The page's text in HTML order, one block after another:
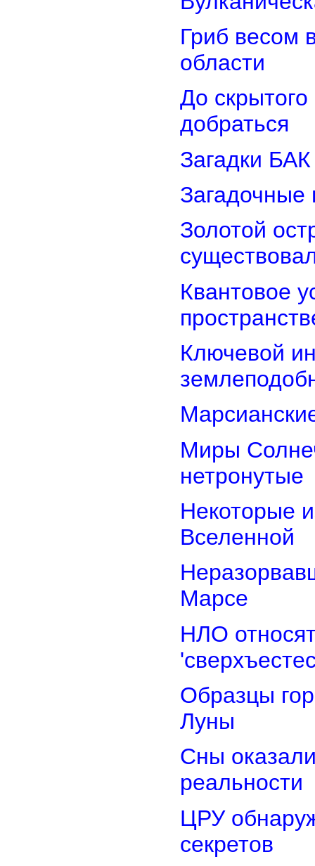
Гриб весом
области
До
добраться
Загадки
Загадочные
Золотой
Квантовое
Ключевой
Миры
нетронутые
Некоторые
Вселенной
Марсе
НЛО
Образцы
Луны
Сны
реальности
ЦРУ
секретов